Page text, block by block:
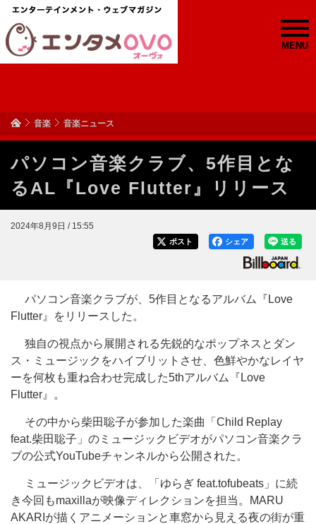
MENU
音楽 音楽ニュース
パソコン音楽クラブ、5作目とな
るAL『Love Flutter』リリース
2024年8月9日 / 15:55
送る
シェア
ポスト
パソコン音楽クラブが、5作目となるアルバム『Love
Flutter』をリリースした。
独自の視点から展開される先鋭的なポップネスとダン
ス・ミュージックをハイブリットさせ、色鮮やかなレイヤ
ーを何枚も重ね合わせ完成した5thアルバム『Love
Flutter』。
その中から柴田聡子が参加した楽曲「Child Replay
feat.柴田聡子」のミュージックビデオがパソコン音楽クラ
ブの公式YouTubeチャンネルから公開された。
ミュージックビデオは、「ゆらぎ feat.tofubeats」に続
き今回もmaxillaが映像ディレクションを担当。MARU
AKARIが描くアニメーションと車窓から見える夜の街が重